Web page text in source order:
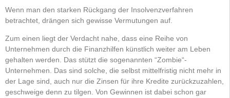
Wenn man den starken Rückgang der Insolvenzverfahren
betrachtet, drängen sich gewisse Vermutungen auf.
Zum einen liegt der Verdacht nahe, dass eine Reihe von
Unternehmen durch die Finanzhilfen künstlich weiter am Leben
gehalten werden. Das stützt die sogenannten “Zombie“-
Unternehmen. Das sind solche, die selbst mittelfristig nicht mehr in
der Lage sind, auch nur die Zinsen für ihre Kredite zurückzuzahlen,
geschweige denn zu tilgen. Von Gewinnen ist dabei schon gar